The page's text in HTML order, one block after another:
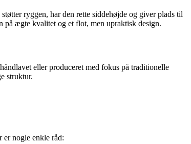
ryggen, har den rette siddehøjde og giver plads til
på ægte kvalitet og et flot, men upraktisk design.
eller produceret med fokus på traditionelle
struktur.
nogle enkle råd: